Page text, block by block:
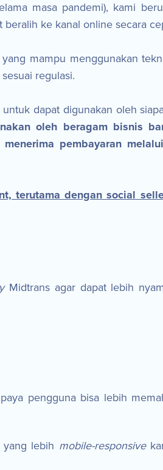
masa pandemi), kami
ke kanal online secara
mampu menggunakan
regulasi.
dapat digunakan oleh
oleh beragam bisnis
pembayaran
terutama dengan social
Midtrans agar dapat lebih
pengguna bisa lebih
lebih mobile-responsive